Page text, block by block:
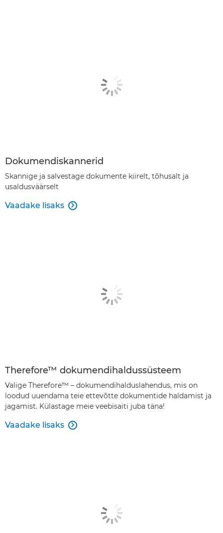
Dokumendiskannerid
Skannige ja salvestage dokumente kiirelt, tõhusalt ja
usaldusväärselt
Vaadake lisaks 
Therefore™ dokumendihaldussüsteem
Valige Therefore™ – dokumendihalduslahendus, mis on
loodud uuendama teie ettevõtte dokumentide haldamist ja
jagamist. Külastage meie veebisaiti juba täna!
Vaadake lisaks 